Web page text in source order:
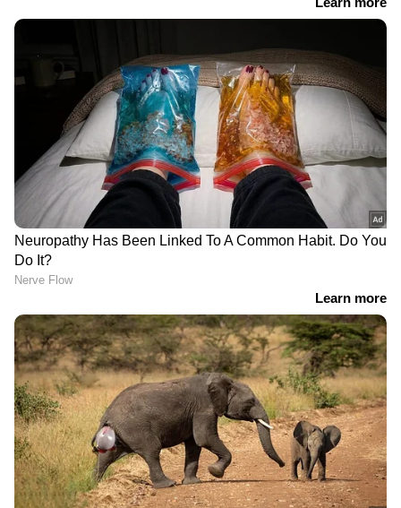
LATEST VIDEOS
9 At Nine Malayalam News |
വാർത്തകൾ വിശദമായി | 06 August
2026
'ഏരിയ കമ്മിറ്റി ഓഫീസ്
നിർമ്മാണത്തിൽ അവതരിപ്പിച്ച
ലക്ഷങ്ങൾ കൂടിയതെങ്ങനെ?'